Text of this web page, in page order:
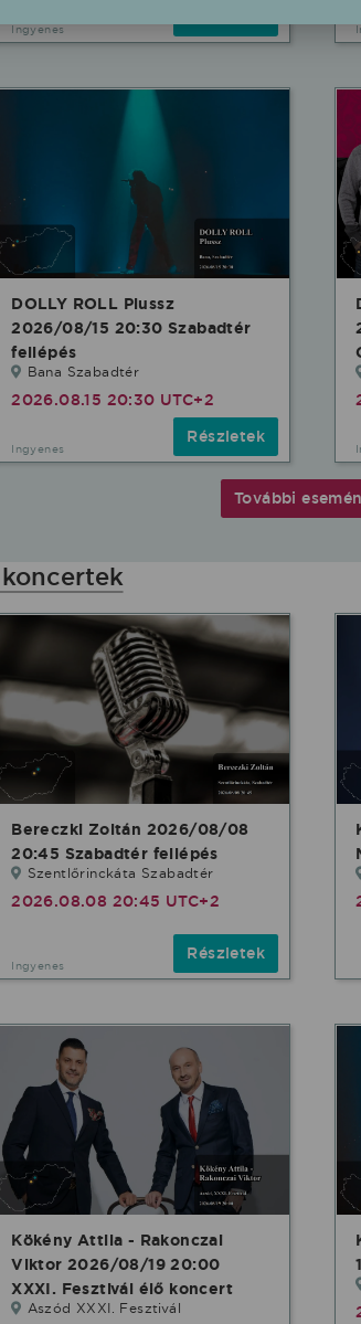
Ingyenes
DOLLY ROLL Plussz
2026/08/15 20:30 Szabadtér
fellépés
Bana Szabadtér
2026.08.15 20:30 UTC+2
Ingyenes
Részletek
További
Bereczki Zoltán 2026/08/08
20:45 Szabadtér fellépés
Szentlőrinckáta Szabadtér
2026.08.08 20:45 UTC+2
Ingyenes
Részletek
Kökény Attila - Rakonczai
Viktor 2026/08/19 20:00
XXXI. Fesztivál élő koncert
Aszód XXXI. Fesztivál